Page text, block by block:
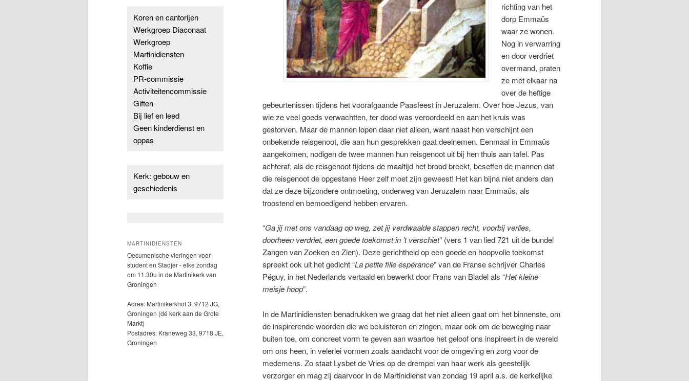
richting van het
dorp Emmaüs
waar ze wonen.
Nog in verwarring
en door verdriet
overmand, praten
ze met elkaar na
over de heftige
gebeurtenissen tijdens het voorafgaande Paasfeest in Jeruzalem. Over hoe Jezus, van
wie ze veel goeds verwachtten, ter dood was veroordeeld en aan het kruis was
gestorven. Maar de mannen lopen daar niet alleen, want naast hen verschijnt een
onbekende reisgenoot, die aan hun gesprekken gaat deelnemen. Eenmaal in Emmaüs
aangekomen, nodigen de twee mannen hun reisgenoot uit bij hen thuis aan tafel. Pas
achteraf, als de reisgenoot tijdens de maaltijd het brood breekt, beseffen de mannen dat
die reisgenoot de opgestane Heer zelf moet zijn geweest! Het kan bijna niet anders dan
dat ze deze bijzondere ontmoeting, onderweg van Jeruzalem naar Emmaüs, als
troostend en bemoedigend hebben ervaren.
“Ga jij met ons vandaag op weg, zet jij verdwaalde stappen recht, voorbij verlies,
doorheen verdriet, een goede toekomst in ’t verschiet” (vers 1 van lied 721 uit de bundel
Zangen van Zoeken en Zien). Deze gerichtheid op een goede en hoopvolle toekomst
spreekt ook uit het gedicht “La petite fille espérance” van de Franse schrijver Charles
Péguy, in het Nederlands vertaald en bewerkt door Frans van Bladel als “Het kleine
meisje hoop”.
In de Martinidiensten benadrukken we graag dat het niet alleen gaat om het binnenste, om
de inspirerende woorden die we beluisteren en zingen, maar ook om de beweging naar
buiten toe, om concreet vorm te geven aan waartoe het geloof ons inspireert in de wereld
om ons heen, in velerlei vormen zoals aandacht voor de omgeving en zorg voor de
medemens. Zo staat Lysbet de Vries op de drempel van haar werk als geestelijk
verzorger en mag zij daarvoor in de Martinidienst van zondag 19 april a.s. de kerkelijke
Koren en cantorijen
Werkgroep Diaconaat
Werkgroep
Martinidiensten
Koffie
PR-commissie
Activiteitencommissie
Giften
Bij lief en leed
Geen kinderdienst en
oppas
Kerk: gebouw en
geschiedenis
MARTINIDIENSTEN
Oecumenische vieringen voor
student en Stadjer - elke zondag
om 11.30u in de Martinikerk van
Groningen
Adres: Martinikerkhof 3, 9712 JG,
Groningen (dé kerk aan de Grote
Markt)
Postadres: Kraneweg 33, 9718 JE,
Groningen